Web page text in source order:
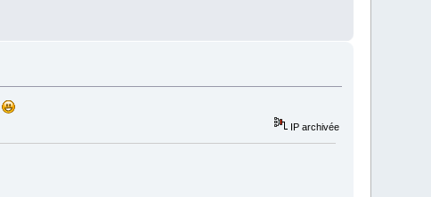
IP archivée